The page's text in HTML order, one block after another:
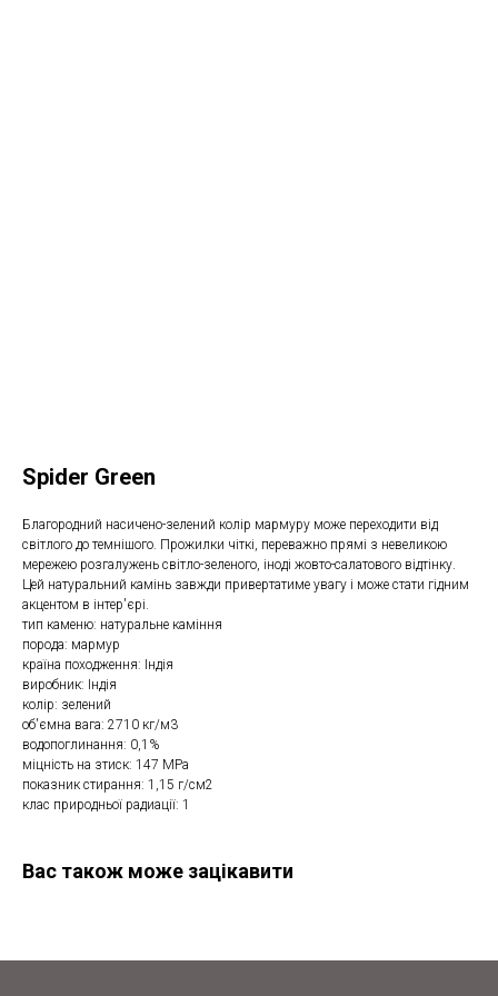
Spider Green
Благородний насичено-зелений колір мармуру може переходити від
світлого до темнішого. Прожилки чіткі, переважно прямі з невеликою
мережею розгалужень світло-зеленого, іноді жовто-салатового відтінку.
Цей натуральний камінь завжди привертатиме увагу і може стати гідним
акцентом в інтер'єрі.
тип каменю: натуральне каміння
порода: мармур
країна походження: Індія
виробник: Індія
колір: зелений
об'ємна вага: 2710 кг/м3
водопоглинання: 0,1%
міцність на зтиск: 147 МРа
показник стирання: 1,15 г/см2
клас природньої радиації: 1
Вас також може зацікавити